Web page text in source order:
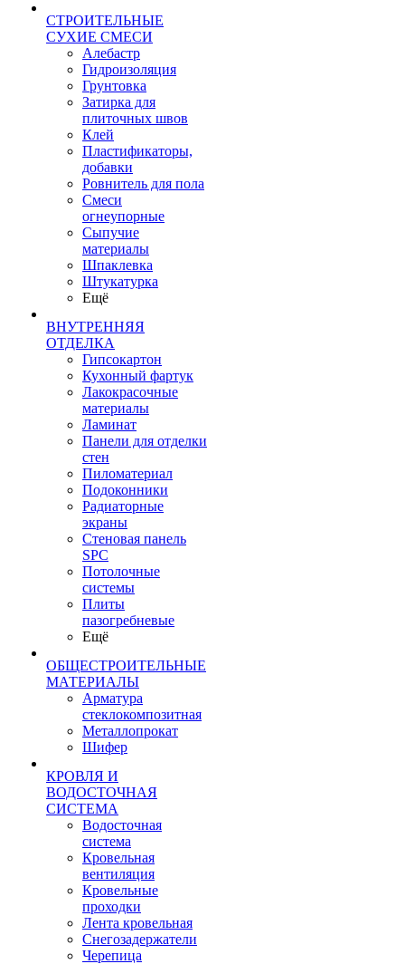
СТРОИТЕЛЬНЫЕ
СУХИЕ СМЕСИ
Алебастр
Гидроизоляция
Грунтовка
Затирка для
плиточных швов
Клей
Пластификаторы,
добавки
Ровнитель для пола
Смеси
огнеупорные
Сыпучие
материалы
Шпаклевка
Штукатурка
Ещё
ВНУТРЕННЯЯ
ОТДЕЛКА
Гипсокартон
Кухонный фартук
Лакокрасочные
материалы
Ламинат
Панели для отделки
стен
Пиломатериал
Подоконники
Радиаторные
экраны
Стеновая панель
SPC
Потолочные
системы
Плиты
пазогребневые
Ещё
ОБЩЕСТРОИТЕЛЬНЫЕ
МАТЕРИАЛЫ
Арматура
стеклокомпозитная
Металлопрокат
Шифер
КРОВЛЯ И
ВОДОСТОЧНАЯ
СИСТЕМА
Водосточная
система
Кровельная
вентиляция
Кровельные
проходки
Лента кровельная
Снегозадержатели
Черепица